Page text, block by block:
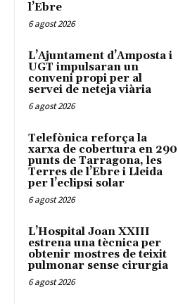
l’Ebre
6 agost 2026
L’Ajuntament d’Amposta i
UGT impulsaran un
conveni propi per al
servei de neteja viària
6 agost 2026
Telefònica reforça la
xarxa de cobertura en 290
punts de Tarragona, les
Terres de l’Ebre i Lleida
per l’eclipsi solar
6 agost 2026
L’Hospital Joan XXIII
estrena una tècnica per
obtenir mostres de teixit
pulmonar sense cirurgia
6 agost 2026